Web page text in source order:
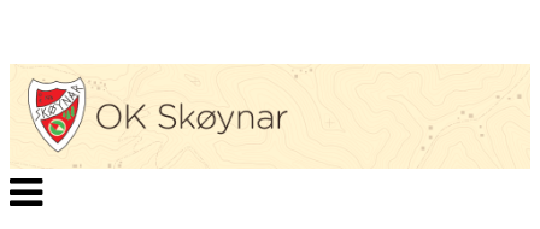
Veksle
navigasjon